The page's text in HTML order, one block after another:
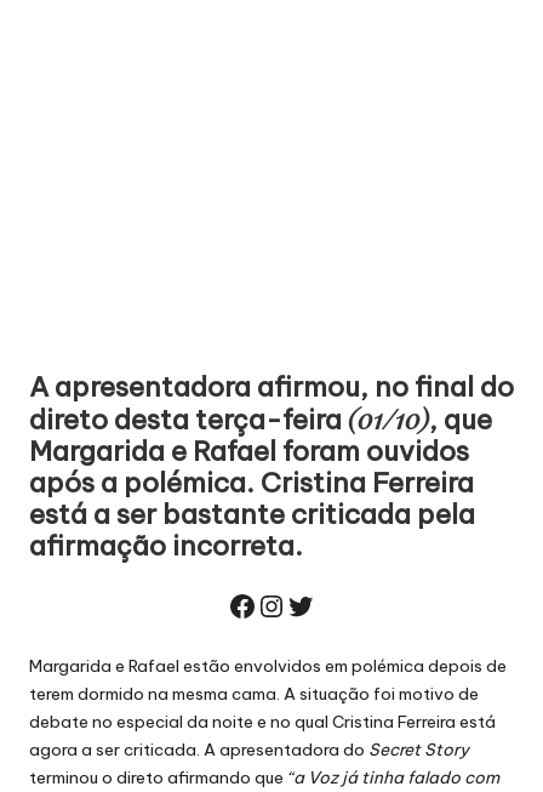
A apresentadora afirmou, no final do
direto desta terça-feira (01/10), que
Margarida e Rafael foram ouvidos
após a polémica. Cristina Ferreira
está a ser bastante criticada pela
afirmação incorreta.
Facebook
Instagram
Twitter
Margarida e Rafael estão envolvidos em polémica depois de
terem dormido na mesma cama. A situação foi motivo de
debate no especial da noite e no qual Cristina Ferreira está
agora a ser criticada. A apresentadora do Secret Story
terminou o direto afirmando que “a Voz já tinha falado com